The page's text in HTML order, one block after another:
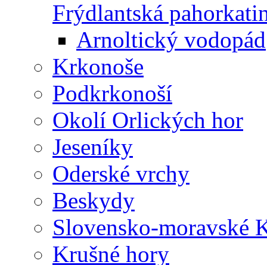
Frýdlantská
Arnoltický vodopád
Krkonoše
Podkrkonoší
Okolí Orlických hor
Jeseníky
Oderské vrchy
Beskydy
Slovensko-moravské
Krušné hory